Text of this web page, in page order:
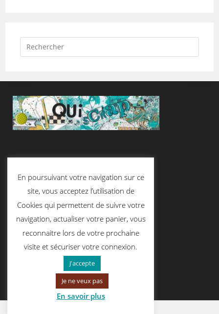
Contactez-Nous
contact@quiscrap.fr
En poursuivant votre navigation sur ce
site, vous acceptez l’utilisation de
Cookies qui permettent de suivre votre
navigation, actualiser votre panier, vous
reconnaitre lors de votre prochaine
visite et sécuriser votre connexion.
J'accepte
Je ne veux pas
En savoir plus